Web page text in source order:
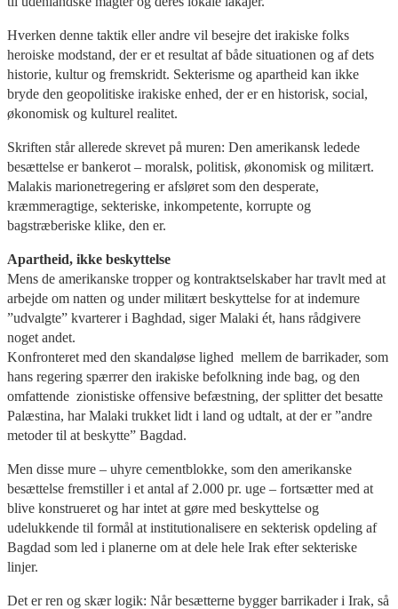
Hverken denne taktik eller andre vil besejre det irakiske folks
heroiske modstand, der er et resultat af både situationen og af dets
historie, kultur og fremskridt. Sekterisme og apartheid kan ikke
bryde den geopolitiske irakiske enhed, der er en historisk, social,
økonomisk og kulturel realitet.
Skriften står allerede skrevet på muren: Den amerikansk ledede
besættelse er bankerot – moralsk, politisk, økonomisk og militært.
Malakis marionetregering er afsløret som den desperate,
kræmmeragtige, sekteriske, inkompetente, korrupte og
bagstræberiske klike, den er.
Apartheid, ikke beskyttelse
Mens de amerikanske tropper og kontraktselskaber har travlt med at
arbejde om natten og under militært beskyttelse for at indemure
”udvalgte” kvarterer i Baghdad, siger Malaki ét, hans rådgivere
noget andet.
Konfronteret med den skandaløse lighed mellem de barrikader, som
hans regering spærrer den irakiske befolkning inde bag, og den
omfattende zionistiske offensive befæstning, der splitter det besatte
Palæstina, har Malaki trukket lidt i land og udtalt, at der er ”andre
metoder til at beskytte” Bagdad.
Men disse mure – uhyre cementblokke, som den amerikanske
besættelse fremstiller i et antal af 2.000 pr. uge – fortsætter med at
blive konstrueret og har intet at gøre med beskyttelse og
udelukkende til formål at institutionalisere en sekterisk opdeling af
Bagdad som led i planerne om at dele hele Irak efter sekteriske
linjer.
Det er ren og skær logik: Når besætterne bygger barrikader i Irak, så